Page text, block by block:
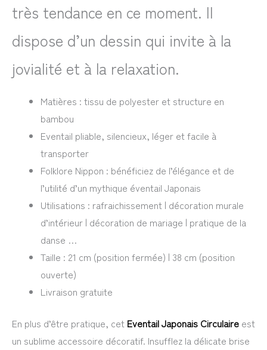
très tendance en ce moment. Il
dispose d’un dessin qui invite à la
jovialité et à la relaxation.
Matières : tissu de polyester et structure en
bambou
Eventail pliable, silencieux, léger et facile à
transporter
Folklore Nippon : bénéficiez de l’élégance et de
l’utilité d’un mythique éventail Japonais
Utilisations : rafraichissement | décoration murale
d’intérieur | décoration de mariage | pratique de la
danse …
Taille : 21 cm (position fermée) | 38 cm (position
ouverte)
Livraison gratuite
En plus d’être pratique, cet Eventail Japonais Circulaire est
un sublime accessoire décoratif. Insufflez la délicate brise